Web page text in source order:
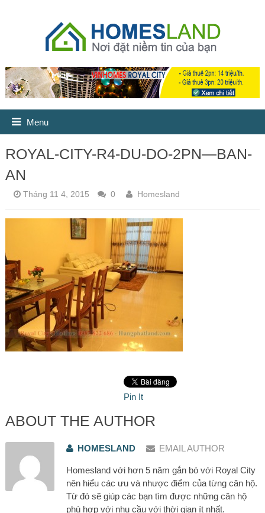
Menu
ROYAL-CITY-R4-DU-DO-2PN—BAN-
AN
Tháng 11 4, 2015 0 Homesland
Pin It
ABOUT THE AUTHOR
HOMESLAND EMAIL AUTHOR
Homesland với hơn 5 năm gắn bó với Royal City
nên hiểu các ưu và nhược điểm của từng căn hộ.
Từ đó sẽ giúp các bạn tìm được những căn hộ
phù hợp với nhu cầu với thời gian ít nhất.